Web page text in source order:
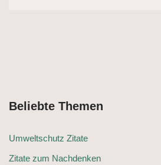
Beliebte Themen
Umweltschutz Zitate
Zitate zum Nachdenken